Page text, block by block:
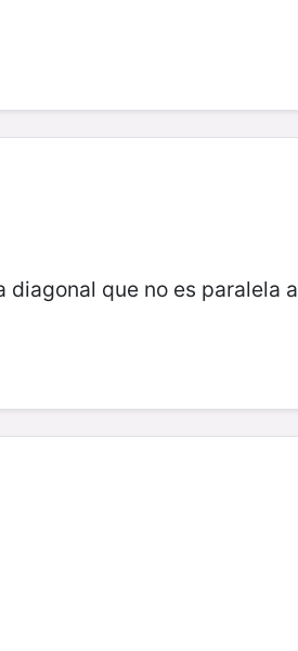
diagonal que no es paralela a